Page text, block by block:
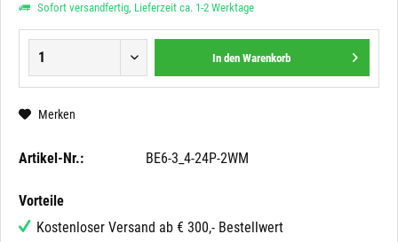
Sofort versandfertig, Lieferzeit ca. 1-2 Werktage
In den Warenkorb
Merken
Artikel-Nr.: BE6-3_4-24P-2WM
Vorteile
Kostenloser Versand ab € 300,- Bestellwert